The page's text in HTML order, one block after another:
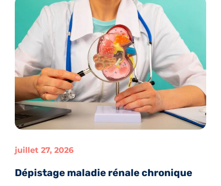
juillet 27, 2026
Dépistage maladie rénale chronique